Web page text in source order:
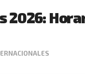
2026: